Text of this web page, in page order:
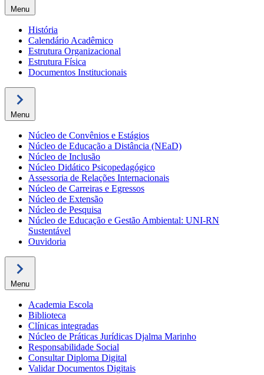
Menu
História
Calendário Acadêmico
Estrutura Organizacional
Estrutura Física
Documentos Institucionais
Menu
Núcleo de Convênios e Estágios
Núcleo de Educação a Distância (NEaD)
Núcleo de Inclusão
Núcleo Didático Psicopedagógico
Assessoria de Relações Internacionais
Núcleo de Carreiras e Egressos
Núcleo de Extensão
Núcleo de Pesquisa
Núcleo de Educação e Gestão Ambiental: UNI-RN
Sustentável
Ouvidoria
Menu
Academia Escola
Biblioteca
Clínicas integradas
Núcleo de Práticas Jurídicas Djalma Marinho
Responsabilidade Social
Consultar Diploma Digital
Validar Documentos Digitais